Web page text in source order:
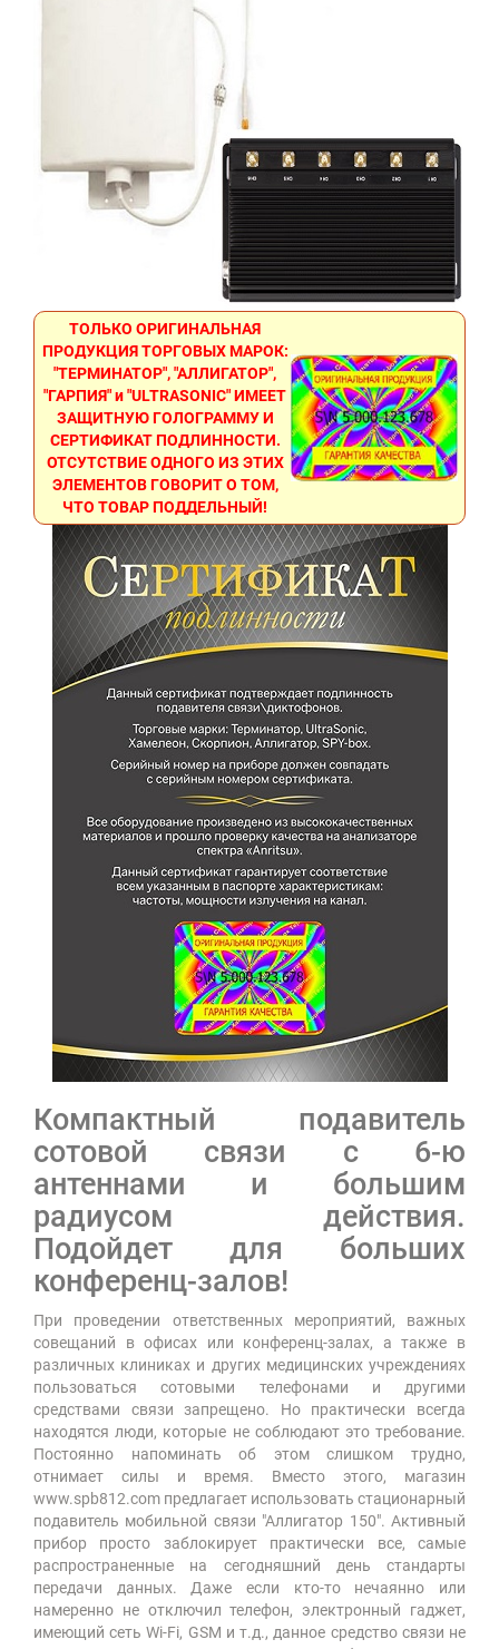
ТОЛЬКО ОРИГИНАЛЬНАЯ
ПРОДУКЦИЯ ТОРГОВЫХ МАРОК:
"ТЕРМИНАТОР", "АЛЛИГАТОР",
"ГАРПИЯ" и "ULTRASONIC" ИМЕЕТ
ЗАЩИТНУЮ ГОЛОГРАММУ И
СЕРТИФИКАТ ПОДЛИННОСТИ.
ОТСУТСТВИЕ ОДНОГО ИЗ ЭТИХ
ЭЛЕМЕНТОВ ГОВОРИТ О ТОМ,
ЧТО ТОВАР ПОДДЕЛЬНЫЙ!
Компактный подавитель
сотовой связи с 6-ю
антеннами и большим
радиусом действия.
Подойдет для больших
конференц-залов!
При проведении ответственных мероприятий, важных
совещаний в офисах или конференц-залах, а также в
различных клиниках и других медицинских учреждениях
пользоваться сотовыми телефонами и другими
средствами связи запрещено. Но практически всегда
находятся люди, которые не соблюдают это требование.
Постоянно напоминать об этом слишком трудно,
отнимает силы и время. Вместо этого, магазин
www.spb812.com предлагает использовать стационарный
подавитель мобильной связи "Аллигатор 150". Активный
прибор просто заблокирует практически все, самые
распространенные на сегодняшний день стандарты
передачи данных. Даже если кто-то нечаянно или
намеренно не отключил телефон, электронный гаджет,
имеющий сеть Wi-Fi, GSM и т.д., данное средство связи не